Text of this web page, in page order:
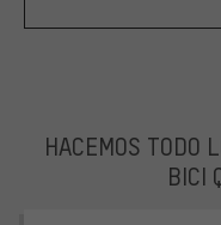
HACEMOS TODO
BICI